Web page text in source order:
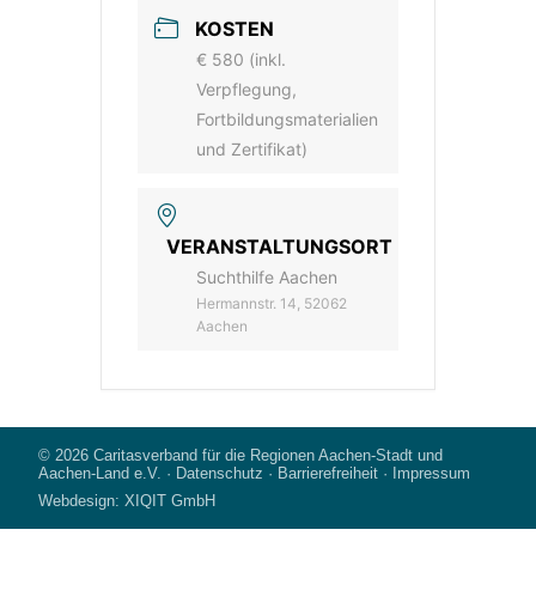
KOSTEN
€ 580 (inkl.
Verpflegung,
Fortbildungsmaterialien
und Zertifikat)
VERANSTALTUNGSORT
Suchthilfe Aachen
Hermannstr. 14, 52062
Aachen
© 2026 Caritasverband für die Regionen Aachen-Stadt und
Aachen-Land e.V. · Datenschutz · Barrierefreiheit ·
Impressum
Webdesign: XIQIT GmbH